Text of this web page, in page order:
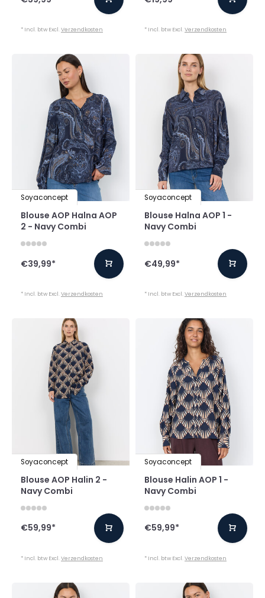
* Incl. btw Excl.Verzendkosten * Incl. btw Excl.Verzendkosten
Soyaconcept
Blouse AOP Halna AOP
2 - Navy Combi
€39,99*
* Incl. btw Excl.Verzendkosten
Soyaconcept
Blouse Halna AOP 1 -
Navy Combi
€49,99*
* Incl. btw Excl.Verzendkosten
Soyaconcept
Blouse AOP Halin 2 -
Navy Combi
€59,99*
* Incl. btw Excl.Verzendkosten
Soyaconcept
Blouse Halin AOP 1 -
Navy Combi
€59,99*
* Incl. btw Excl.Verzendkosten